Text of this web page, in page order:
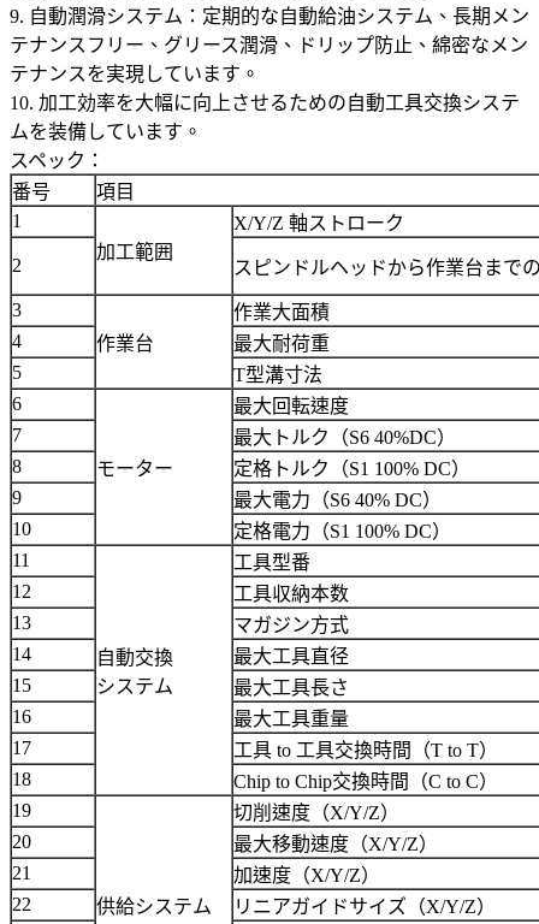
9. 自動潤滑システム：定期的な自動給油システム、長期メン
テナンスフリー、グリース潤滑、ドリップ防止、綿密なメン
テナンスを実現しています。
10. 加工効率を大幅に向上させるための自動工具交換システ
ムを装備しています。
スペック：
番号
項目
1
加工範囲
X/Y/Z 軸ストローク
2 スピンドルヘッドから作業台まで
3
作業台
作業大面積
4
最大耐荷重
5
T型溝寸法
6
モーター
最大回転速度
7
最大トルク（S6 40%DC）
8
定格トルク（S1 100% DC）
9
最大電力（S6 40% DC）
10
定格電力（S1 100% DC）
11
自動交換
システム
工具型番
12
工具収納本数
13
マガジン方式
14
最大工具直径
15
最大工具長さ
16
最大工具重量
17
工具 to 工具交換時間（T to T）
18
Chip to Chip交換時間（C to C）
19
供給システム
切削速度（X/Y/Z）
20
最大移動速度（X/Y/Z）
21
加速度（X/Y/Z）
22
リニアガイドサイズ（X/Y/Z）